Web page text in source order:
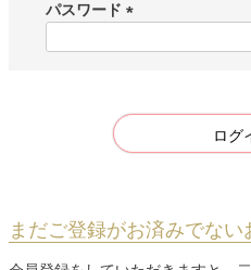
)
パスワード
ログ
まだご登録がお済みでない